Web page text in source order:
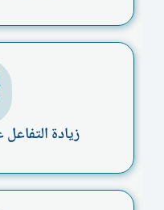
زيادة